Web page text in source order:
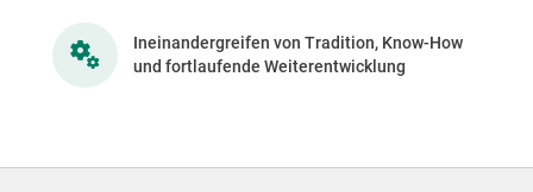
Ineinandergreifen von Tradition, Know-How
und fortlaufende Weiterentwicklung